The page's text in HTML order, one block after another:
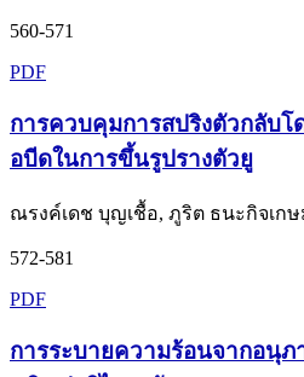
560-571
PDF
การควบคุมการสปริงตัวกลับโ
อบีดในการขึ้นรูปรางตัวยู
ณรงค์เดช บุญเชื้อ, ภูริต ธนะกิจเกษ
572-581
PDF
การระบายความร้อนจากอนุภ